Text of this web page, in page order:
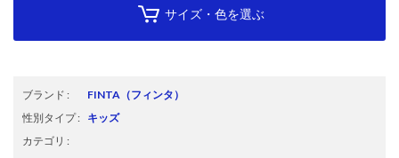
サイズ・色を選ぶ
ブランド : FINTA （フィンタ）
性別タイプ: キッズ
カテゴリ :